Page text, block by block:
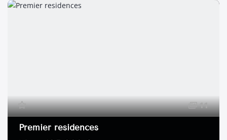
11
Premier residences